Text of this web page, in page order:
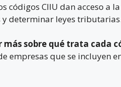
códigos CIIU dan acceso a
y determinar leyes
más sobre qué trata cada
empresas que se incluyen